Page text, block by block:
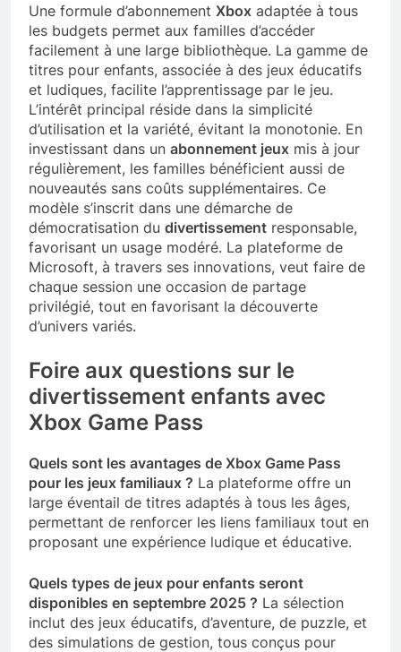
Une formule d’abonnement Xbox adaptée à tous
les budgets permet aux familles d’accéder
facilement à une large bibliothèque. La gamme de
titres pour enfants, associée à des jeux éducatifs
et ludiques, facilite l’apprentissage par le jeu.
L’intérêt principal réside dans la simplicité
d’utilisation et la variété, évitant la monotonie. En
investissant dans un abonnement jeux mis à jour
régulièrement, les familles bénéficient aussi de
nouveautés sans coûts supplémentaires. Ce
modèle s’inscrit dans une démarche de
démocratisation du divertissement responsable,
favorisant un usage modéré. La plateforme de
Microsoft, à travers ses innovations, veut faire de
chaque session une occasion de partage
privilégié, tout en favorisant la découverte
d’univers variés.
Foire aux questions sur le
divertissement enfants avec
Xbox Game Pass
Quels sont les avantages de Xbox Game Pass
pour les jeux familiaux ? La plateforme offre un
large éventail de titres adaptés à tous les âges,
permettant de renforcer les liens familiaux tout en
proposant une expérience ludique et éducative.
Quels types de jeux pour enfants seront
disponibles en septembre 2025 ? La sélection
inclut des jeux éducatifs, d’aventure, de puzzle, et
des simulations de gestion, tous conçus pour